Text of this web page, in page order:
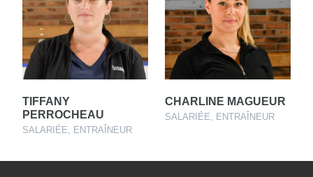
TIFFANY
PERROCHEAU
SALARIÉE, ENTRAÎNEUR
CHARLINE MAGUEUR
SALARIÉE, ENTRAÎNEUR